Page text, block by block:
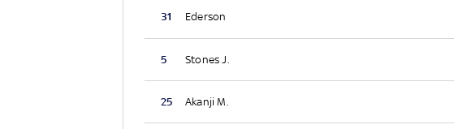
31 Ederson
5 Stones J.
25 Akanji M.